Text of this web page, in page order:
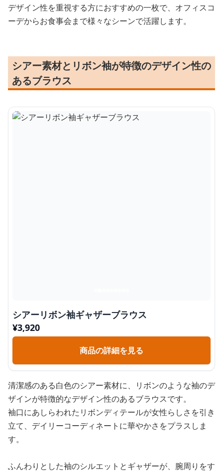
デザイン性を重視する方におすすめの一枚で、オフィスコ
ーデからお食事会まで様々なシーンで活躍します。
シアー素材とリボン袖が特徴のデザイン性の
あるブラウス
シアーリボン袖ギャザーブラウス
¥3,920
商品の詳細を見る
清潔感のある白色のシアー素材に、リボンのような袖のデ
ザインが特徴的なデザイン性のあるブラウスです。
袖口にあしらわれたリボンディテールが女性らしさを引き
立て、デイリーコーディネートに華やかさをプラスしま
す。
ふんわりとした袖のシルエットとギャザーが、腕周りをす